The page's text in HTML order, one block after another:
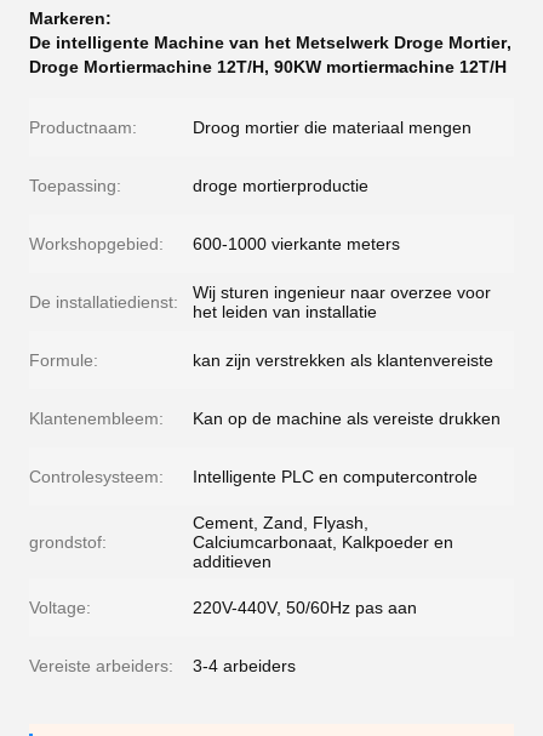
Markeren:
De intelligente Machine van het Metselwerk Droge Mortier,
Droge Mortiermachine 12T/H, 90KW mortiermachine 12T/H
Productnaam: Droog mortier die materiaal mengen
Toepassing: droge mortierproductie
Workshopgebied: 600-1000 vierkante meters
De installatiedienst:
Wij sturen ingenieur naar overzee voor
het leiden van installatie
Formule: kan zijn verstrekken als klantenvereiste
Klantenembleem: Kan op de machine als vereiste drukken
Controlesysteem: Intelligente PLC en computercontrole
grondstof:
Cement, Zand, Flyash,
Calciumcarbonaat, Kalkpoeder en
additieven
Voltage: 220V-440V, 50/60Hz pas aan
Vereiste arbeiders: 3-4 arbeiders